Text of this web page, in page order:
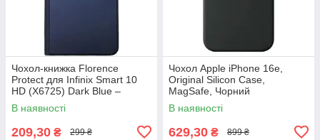
Чохол-книжка Florence
Protect для Infinix Smart 10
HD (X6725) Dark Blue –
стильний та надійний захист
смартфона з магнітно
В наявності
209,30 ₴ 299 ₴
Чохол Apple iPhone 16e,
Original Silicon Case,
MagSafe, Чорний
В наявності
629,30 ₴ 899 ₴